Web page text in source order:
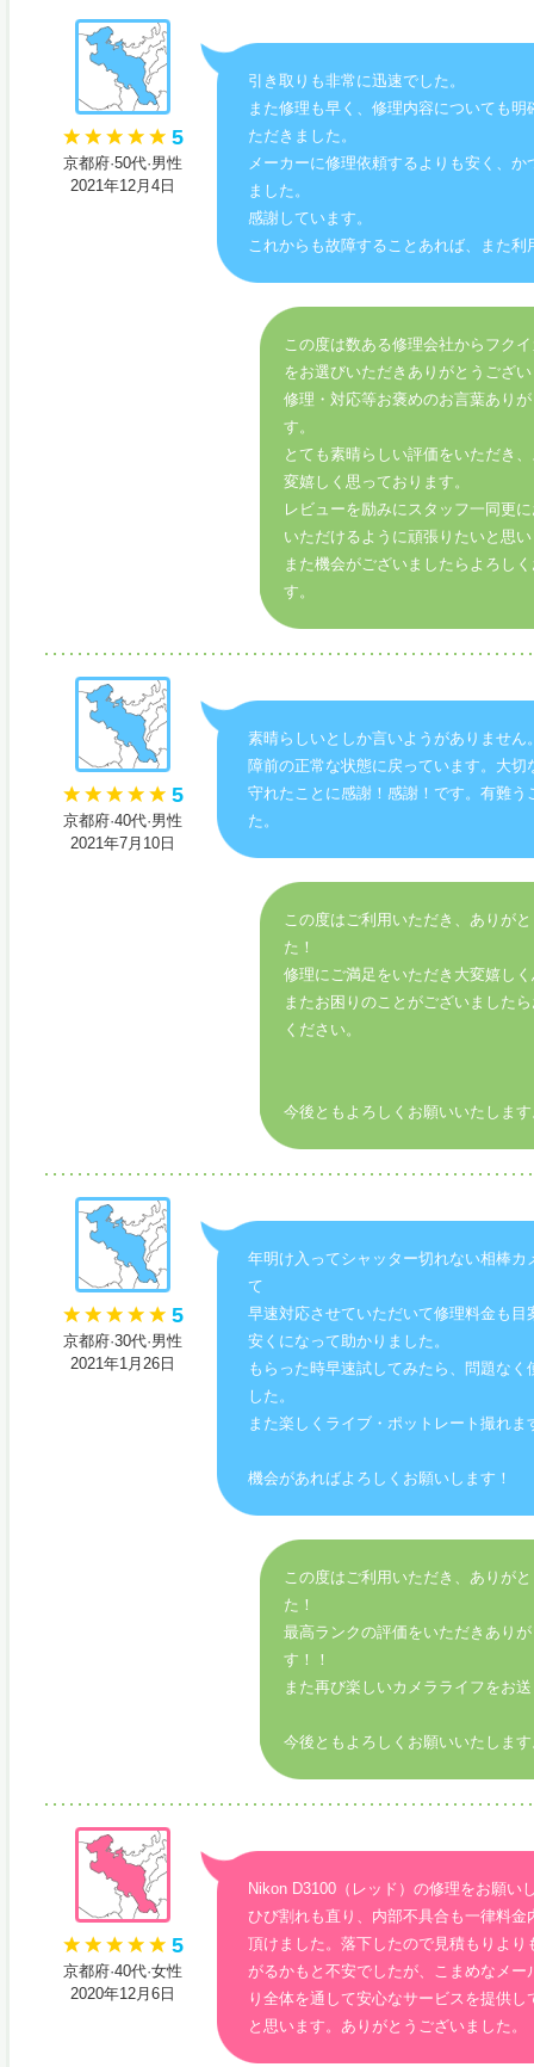
5
京都府·50代·男性
2021年12月4日
引き取りも非常に迅速でした。
また修理も早く、修理内容についても明
ただきました。
メーカーに修理依頼するよりも安く、か
ました。
感謝しています。
これからも故障することあれば、また利
この度は数ある修理会社からフク
をお選びいただきありがとうござ
修理・対応等お褒めのお言葉あり
す。
とても素晴らしい評価をいただき
変嬉しく思っております。
レビューを励みにスタッフ一同更
いただけるように頑張りたいと思
また機会がございましたらよろし
す。
5
京都府·40代·男性
2021年7月10日
素晴らしいとしか言いようがありません
障前の正常な状態に戻っています。大切
守れたことに感謝！感謝！です。有難う
た。
この度はご利用いただき、ありが
た！
修理にご満足をいただき大変嬉し
またお困りのことがございました
ください。
今後ともよろしくお願いいたしま
5
京都府·30代·男性
2021年1月26日
年明け入ってシャッター切れない相棒カ
て
早速対応させていただいて修理料金も目
安くになって助かりました。
もらった時早速試してみたら、問題なく
した。
また楽しくライブ・ポットレート撮れま
機会があればよろしくお願いします！
この度はご利用いただき、ありが
た！
最高ランクの評価をいただきあり
す！！
また再び楽しいカメラライフをお
今後ともよろしくお願いいたしま
5
京都府·40代·女性
2020年12月6日
Nikon D3100（レッド）の修理をお願い
ひび割れも直り、内部不具合も一律料金
頂けました。落下したので見積もりより
がるかもと不安でしたが、こまめなメー
り全体を通して安心なサービスを提供し
と思います。ありがとうございました。